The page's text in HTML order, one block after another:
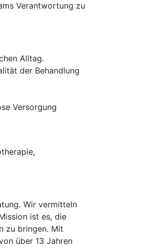
Verantwortung zu
Alltag.
der Behandlung
Versorgung
Wir vermitteln
ist es, die
zu bringen. Mit
über 13 Jahren